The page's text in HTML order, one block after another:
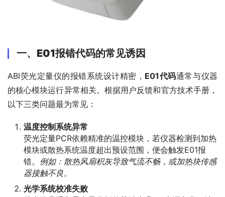
一、E01报错代码的常见诱因
ABI荧光定量仪的报错系统设计精密， E01代码通常与仪器
的核心模块运行异常相关。根据用户反馈和官方技术手册，
以下三类问题最为常见：
温度控制系统异常
荧光定量PCR依赖精准的温控模块，若仪器检测到加热
模块或散热系统温度超出预设范围，便会触发E01报
错。 例如：散热风扇积灰导致气流不畅，或加热块传感
器接触不良。
光学系统校准失败